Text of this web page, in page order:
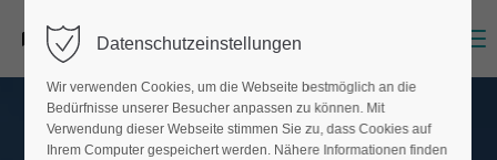
Datenschutzeinstellungen
Wir verwenden Cookies, um die Webseite bestmöglich an die
Bedürfnisse unserer Besucher anpassen zu können. Mit
Verwendung dieser Webseite stimmen Sie zu, dass Cookies auf
Ihrem Computer gespeichert werden. Nähere Informationen finden